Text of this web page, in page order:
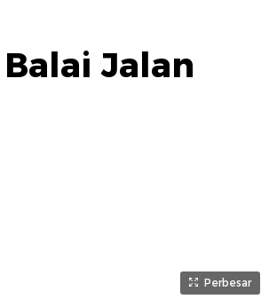
Jalan
Perbesar